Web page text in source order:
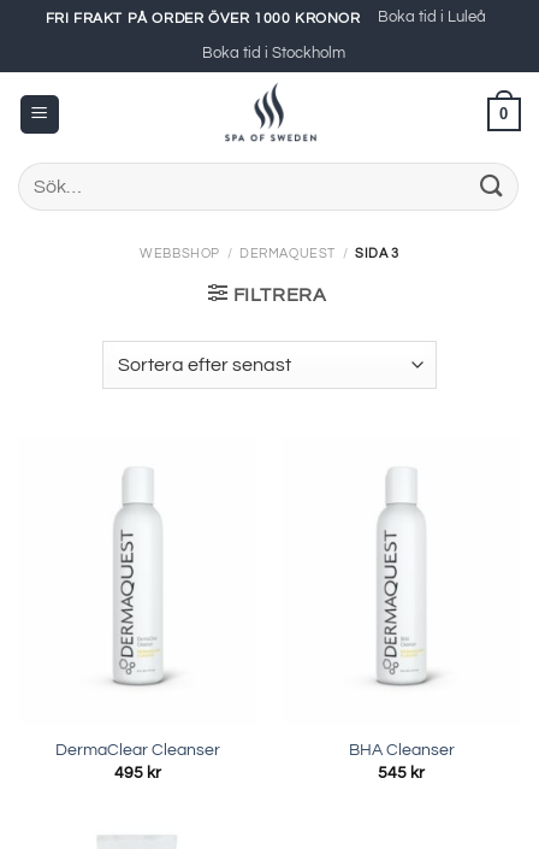
content
FRI FRAKT PÅ ORDER ÖVER 1000 KRONOR Boka tid i Luleå
Boka tid i Stockholm
0
Sök
efter:
WEBBSHOP / DERMAQUEST / SIDA 3
FILTRERA
DermaClear Cleanser
495 kr
BHA Cleanser
545 kr